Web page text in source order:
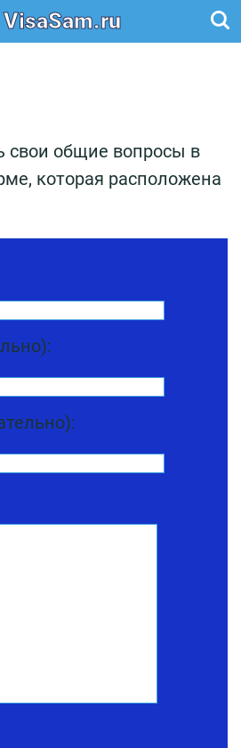
VisaSam.ru
свои общие вопросы в
которая расположена